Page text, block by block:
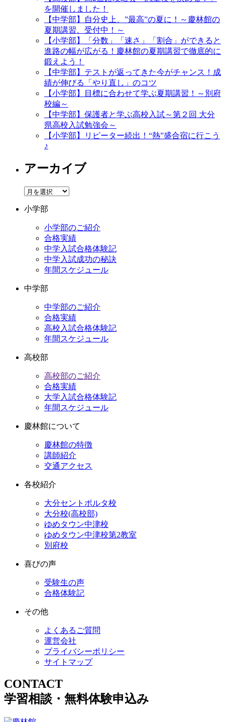
を開催しました！
【中学部】自分史上、”最高”の夏に！～慶林館の
夏期講習、受付中！～
【小学部】「分数」「速さ」「割合」ができると
進路の幅が広がる！慶林館の夏期講習で徹底的に
鍛えよう！
【中学部】テストが返ってきた今がチャンス！成
績が伸びる「やり直し」のコツ
【小学部】目標に合わせて学ぶ夏期講習！～別府
校編～
【中学部】保護者と学ぶ高校入試～第２回 大分
県高校入試勉強会～
【小学部】リピーター続出！“熱”盛合宿に行こう
♪
アーカイブ
ア
カ
小学部
小学部のご紹介
合格実績
中学入試合格体験記
中学入試成功の秘訣
年間スケジュール
中学部
中学部のご紹介
合格実績
高校入試合格体験記
年間スケジュール
高校部
高校部のご紹介
合格実績
大学入試合格体験記
年間スケジュール
慶林館について
慶林館の特徴
講師紹介
交通アクセス
各校紹介
大分セントポルタ校
大分校(高校部)
ゆめタウン中津校
ゆめタウン中津校第2教室
別府校
喜びの声
受験生の声
合格体験記
その他
よくあるご質問
運営会社
プライバシーポリシー
サイトマップ
CONTACT
学習相談・無料体験申込み